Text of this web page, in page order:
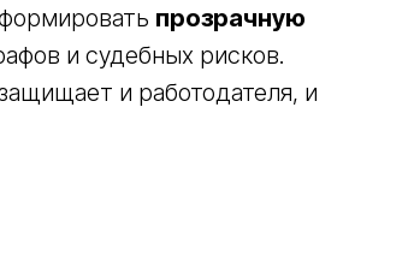
прозрачную
и судебных рисков.
и работодателя, и